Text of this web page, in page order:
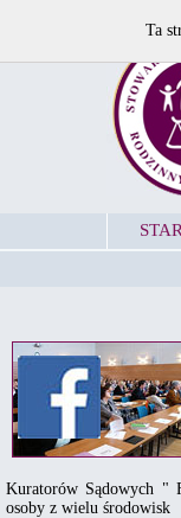
Kuratorów Sądowych "
osoby z wielu środowisk
Ta